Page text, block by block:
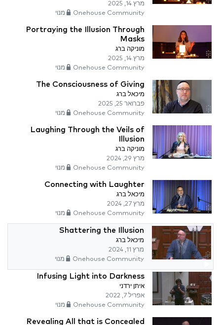
מרץ 14, 2025
Onehouse Community מנוי
Portraying the Illusion Through
Masks
מוניקה ברג
מרץ 14, 2025
Onehouse Community מנוי
The Consciousness of Giving
מיכאל ברג
פברואר 25, 2025
Onehouse Community מנוי
Laughing Through the Veils of
Illusion
מוניקה ברג
מרץ 29, 2024
Onehouse Community מנוי
Connecting with Laughter
מיכאל ברג
מרץ 27, 2024
Onehouse Community מנוי
Shattering the Illusion
מיכאל ברג
מרץ 11, 2024
Onehouse Community מנוי
Infusing Light into Darkness
איתן ירדני
אפריל 7, 2022
Onehouse Community מנוי
Revealing All that is Concealed